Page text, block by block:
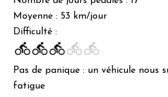
Moyenne : 53 km/jour
Difficulté :
Pas de panique : un véhicule nous
fatigue